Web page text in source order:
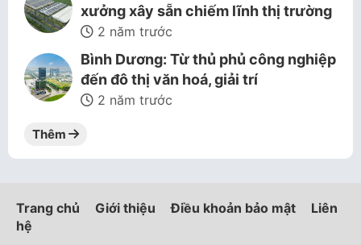
xưởng xây sẵn chiếm lĩnh thị trường
2 năm trước
Bình Dương: Từ thủ phủ công nghiệp
đến đô thị văn hoá, giải trí
2 năm trước
Thêm
Trang chủ Giới thiệu Điều khoản bảo mật
Liên
hệ